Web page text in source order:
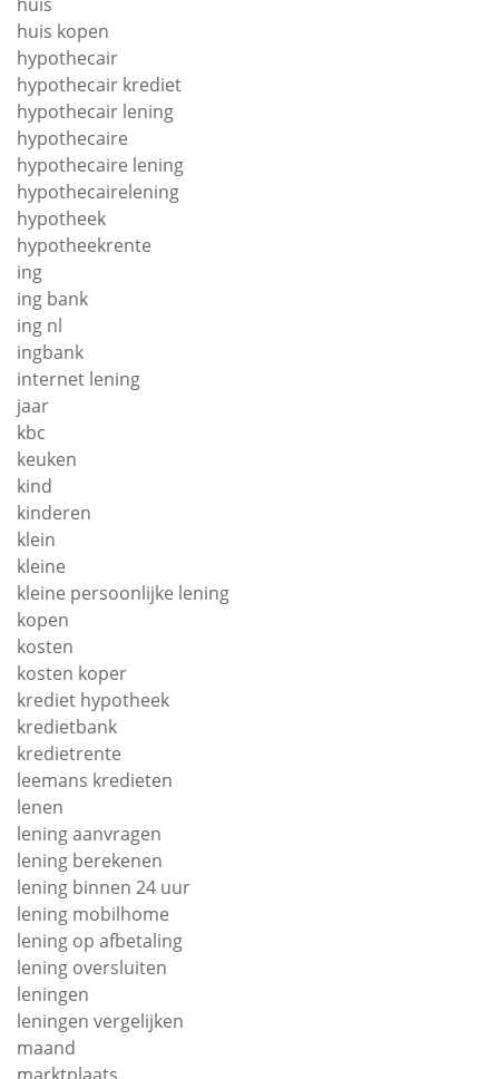
huis
huis kopen
hypothecair
hypothecair krediet
hypothecair lening
hypothecaire
hypothecaire lening
hypothecairelening
hypotheek
hypotheekrente
ing
ing bank
ing nl
ingbank
internet lening
jaar
kbc
keuken
kind
kinderen
klein
kleine
kleine persoonlijke lening
kopen
kosten
kosten koper
krediet hypotheek
kredietbank
kredietrente
leemans kredieten
lenen
lening aanvragen
lening berekenen
lening binnen 24 uur
lening mobilhome
lening op afbetaling
lening oversluiten
leningen
leningen vergelijken
maand